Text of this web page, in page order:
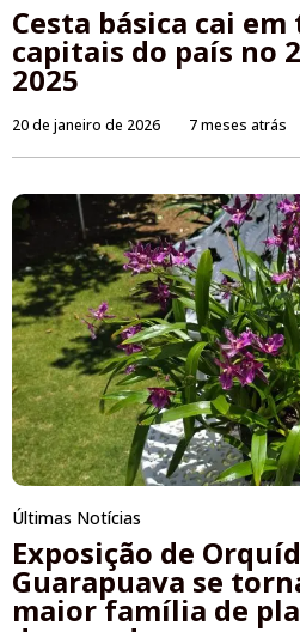
Cesta básica cai em
capitais do país no
2025
20 de janeiro de 2026 7 meses atrás
Últimas Notícias
Exposição de
Guarapuava se
maior família de